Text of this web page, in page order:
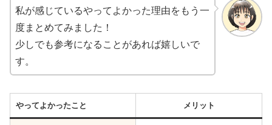
私が感じているやってよかった理由をもう一
度まとめてみました！
少しでも参考になることがあれば嬉しいで
す。
やってよかったこと メリット